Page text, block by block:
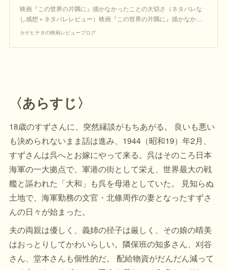
映画『この世界の片隅に』描かなかったことの大切さ（ネタバレな
し感想＋ネタバレレビュー）映画『この世界の片隅に』描かなか…
カゲヒナタの映画レビューブログ
〈あらすじ〉
18歳のすずさんに、突然縁談がもちあがる。 良いも悪い
も決められないまま話は進み、1944（昭和19）年2月、
すずさんは呉へとお嫁にやって来る。呉はそのころ日本
海軍の一大拠点で、軍港の街として栄え、世界最大の戦
艦と謳われた「大和」も呉を母港としていた。 見知らぬ
土地で、海軍勤務の文官・北條周作の妻となったすずさ
んの日々が始まった。
夫の両親は優しく、義姉の径子は厳しく、その娘の晴美
はおっとりしてかわいらしい。隣保班の知多さん、刈谷
さん、堂本さんも個性的だ。 配給物資がだんだん減って